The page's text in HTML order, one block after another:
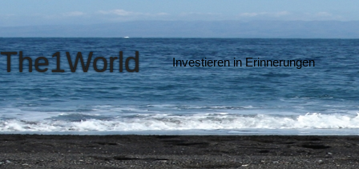
The1World Investieren in Erinnerungen